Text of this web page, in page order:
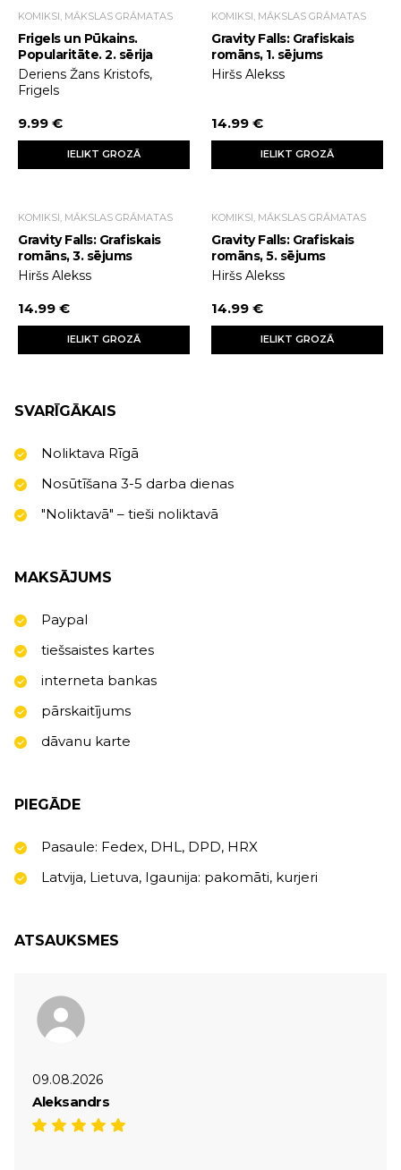
KOMIKSI, MĀKSLAS GRĀMATAS
Frigels un Pūkains.
Popularitāte. 2. sērija
Deriens Žans Kristofs,
Frigels
9.99 €
IELIKT GROZĀ
KOMIKSI, MĀKSLAS GRĀMATAS
Gravity Falls: Grafiskais
romāns, 1. sējums
Hiršs Alekss
14.99 €
IELIKT GROZĀ
KOMIKSI, MĀKSLAS GRĀMATAS
Gravity Falls: Grafiskais
romāns, 3. sējums
Hiršs Alekss
14.99 €
IELIKT GROZĀ
KOMIKSI, MĀKSLAS GRĀMATAS
Gravity Falls: Grafiskais
romāns, 5. sējums
Hiršs Alekss
14.99 €
IELIKT GROZĀ
SVARĪGĀKAIS
Noliktava Rīgā
Nosūtīšana 3-5 darba dienas
"Noliktavā" – tieši noliktavā
MAKSĀJUMS
Paypal
tiešsaistes kartes
interneta bankas
pārskaitījums
dāvanu karte
PIEGĀDE
Pasaule: Fedex, DHL, DPD, HRX
Latvija, Lietuva, Igaunija: pakomāti, kurjeri
ATSAUKSMES
09.08.2026
Aleksandrs